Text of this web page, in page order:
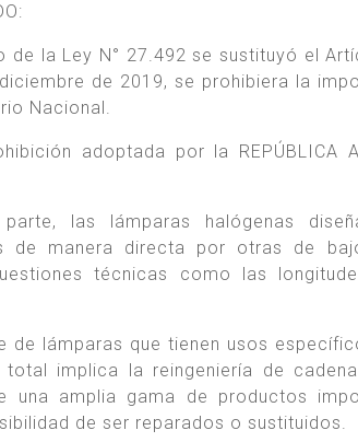
de la Ley N° 27.492 se sustituyó el
de 2019, se prohibiera la
Nacional.
adoptada por la REPÚBLICA
las lámparas halógenas
de manera directa por otras de
técnicas como las
de lámparas que tienen usos
total implica la reingeniería de
una amplia gama de productos
de ser reparados o sustituidos.